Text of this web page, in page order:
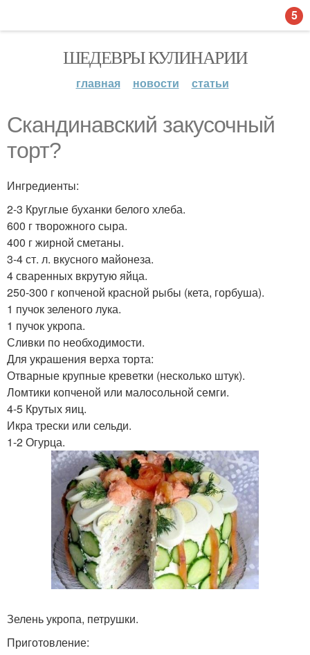
ШЕДЕВРЫ КУЛИНАРИИ
главная новости статьи
Скандинавский закусочный
торт?
Ингредиенты:
2-3 Круглые буханки белого хлеба.
600 г творожного сыра.
400 г жирной сметаны.
3-4 ст. л. вкусного майонеза.
4 сваренных вкрутую яйца.
250-300 г копченой красной рыбы (кета, горбуша).
1 пучок зеленого лука.
1 пучок укропа.
Сливки по необходимости.
Для украшения верха торта:
Отварные крупные креветки (несколько штук).
Ломтики копченой или малосольной семги.
4-5 Крутых яиц.
Икра трески или сельди.
1-2 Огурца.
Зелень укропа, петрушки.
Приготовление:
5